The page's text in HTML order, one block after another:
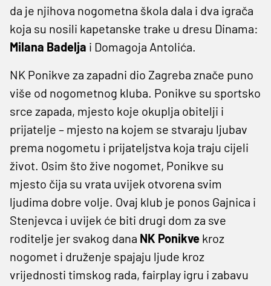
da je njihova nogometna škola dala i dva igrača
koja su nosili kapetanske trake u dresu Dinama:
Milana Badelja i Domagoja Antolića.
NK Ponikve za zapadni dio Zagreba znače puno
više od nogometnog kluba. Ponikve su sportsko
srce zapada, mjesto koje okuplja obitelji i
prijatelje – mjesto na kojem se stvaraju ljubav
prema nogometu i prijateljstva koja traju cijeli
život. Osim što žive nogomet, Ponikve su
mjesto čija su vrata uvijek otvorena svim
ljudima dobre volje. Ovaj klub je ponos Gajnica i
Stenjevca i uvijek će biti drugi dom za sve
roditelje jer svakog dana NK Ponikve kroz
nogomet i druženje spajaju ljude kroz
vrijednosti timskog rada, fairplay igru i zabavu